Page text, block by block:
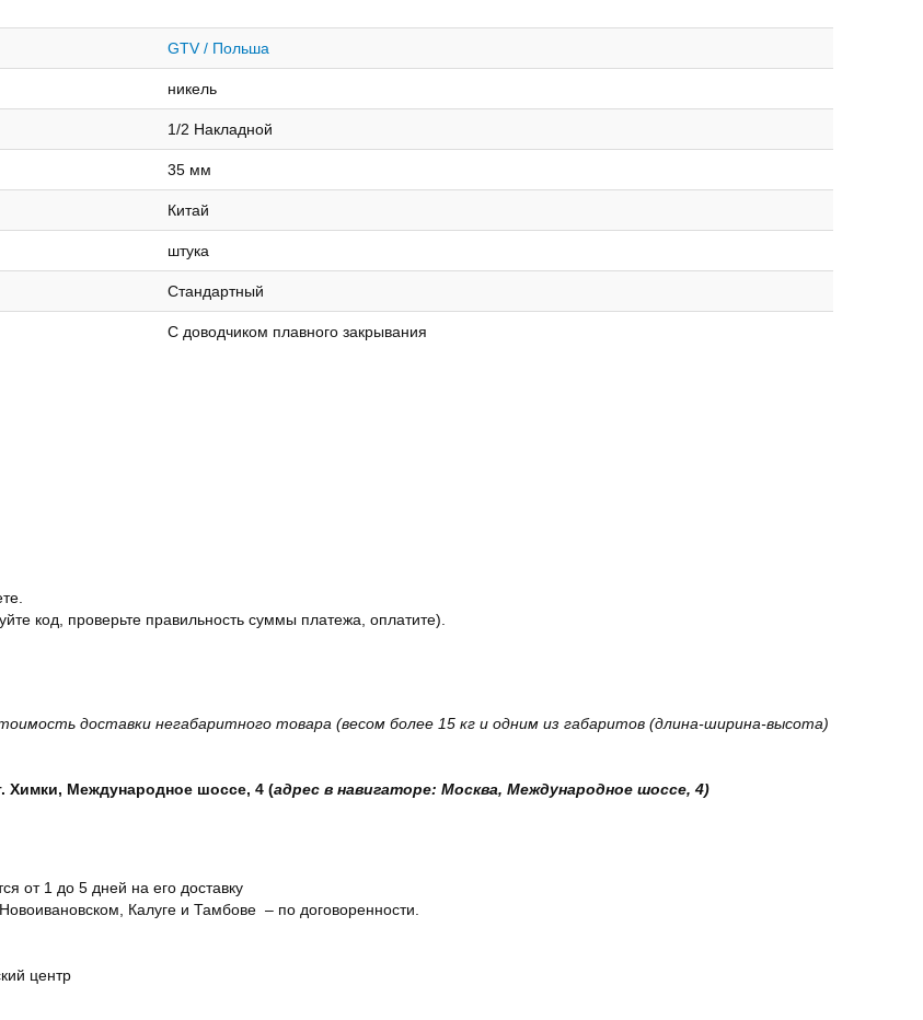
GTV / Польша
никель
1/2 Накладной
35 мм
Китай
штука
Стандартный
С доводчиком плавного закрывания
код, проверьте правильность суммы платежа, оплатите).
доставки негабаритного товара (весом более 15 кг и одним из габаритов (длина-ширина-высота)
Химки, Международное шоссе, 4 (адрес в навигаторе: Москва, Международное шоссе, 4)
от 1 до 5 дней на его доставку
Калуге и Тамбове – по договоренности.
центр